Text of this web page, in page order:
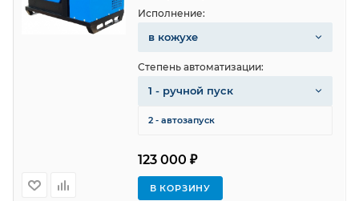
123 000 ₽
В КОРЗИНУ
Исполнение:
в кожухе
Степень автоматизации:
1 - ручной пуск
2 - автозапуск